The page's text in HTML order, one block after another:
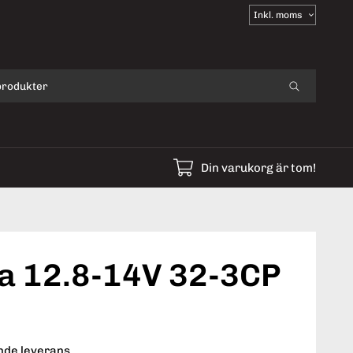
Välj
moms
Din varukorg är tom!
12.8-14V 32-3CP